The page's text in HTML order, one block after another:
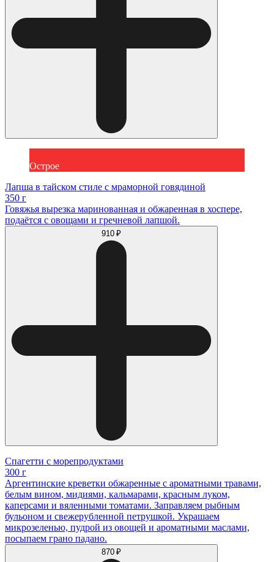
Острое
Лапша в тайском стиле с мраморной говядиной
350 г
Говяжья вырезка маринованная и обжаренная в хоспере,
подаётся с овощами и гречневой лапшой.
910 ₽
Спагетти с морепродуктами
300 г
Аргентинские креветки обжаренные с ароматными травами,
белым вином, мидиями, кальмарами, красным луком,
каперсами и вяленными томатами. Заправляем рыбным
бульоном и свежерубленной петрушкой. Украшаем
микрозеленью, пудрой из овощей и ароматными маслами,
посыпаем грано падано.
870 ₽